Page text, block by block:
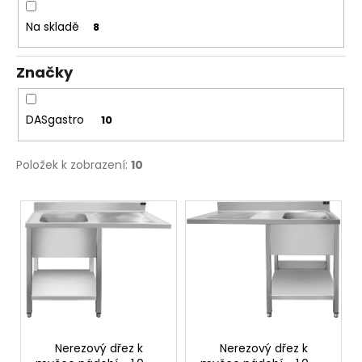
k
ů
Na skladě 8
Značky
DASgastro 10
Položek k zobrazení: 10
V
ý
p
Nerezový dřez k
Nerezový dřez k
a
j
í
t
?
o